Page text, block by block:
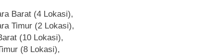
Barat (4 Lokasi),
Timur (2 Lokasi),
(10 Lokasi),
(8 Lokasi),